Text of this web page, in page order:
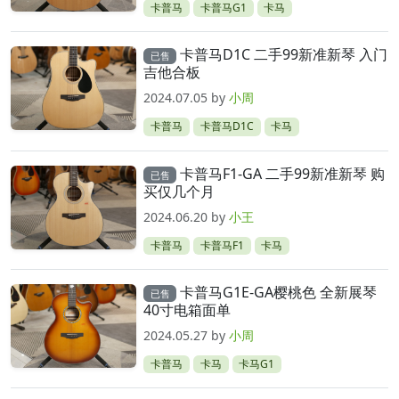
卡普马 卡普马G1 卡马
已售
卡普马D1C 二手99新准新琴 入门
吉他合板
2024.07.05 by小周
卡普马 卡普马D1C 卡马
已售
卡普马F1-GA 二手99新准新琴 购
买仅几个月
2024.06.20 by小王
卡普马 卡普马F1 卡马
已售
卡普马G1E-GA樱桃色 全新展琴
40寸电箱面单
2024.05.27 by小周
卡普马 卡马 卡马G1